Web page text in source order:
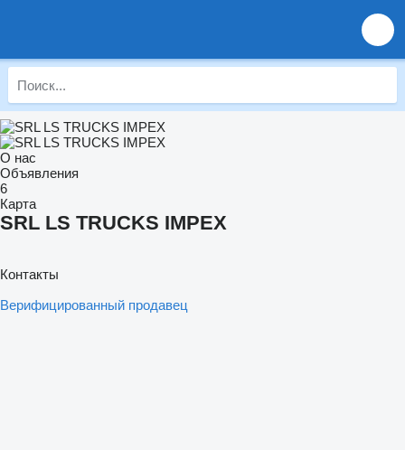
О нас
Объявления
6
Карта
SRL LS TRUCKS IMPEX
Контакты
Верифицированный продавец